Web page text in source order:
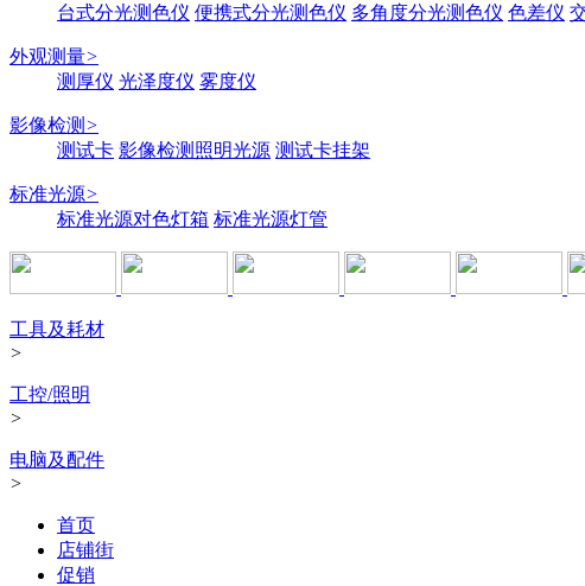
台式分光测色仪 便携式分光测色仪 多角度分光测色仪 色差仪
外观测量>
测厚仪 光泽度仪 雾度仪
影像检测 >
测试卡 影像检测照明光源 测试卡挂架
标准光源>
标准光源对色灯箱 标准光源灯管
工具及耗材
>
工控/照明
>
电脑及配件
>
首页
店铺街
促销